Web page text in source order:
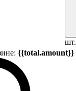
шт.
{{total.amount}}